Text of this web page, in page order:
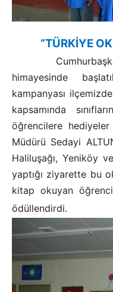
“TÜRKİYE
himayesinde
kampanyası
kapsamında
öğrencilere
Müdürü Sedayi
Haliluşağı, Yeniköy
yaptığı ziyarette bu
kitap okuyan
ödüllendirdi.